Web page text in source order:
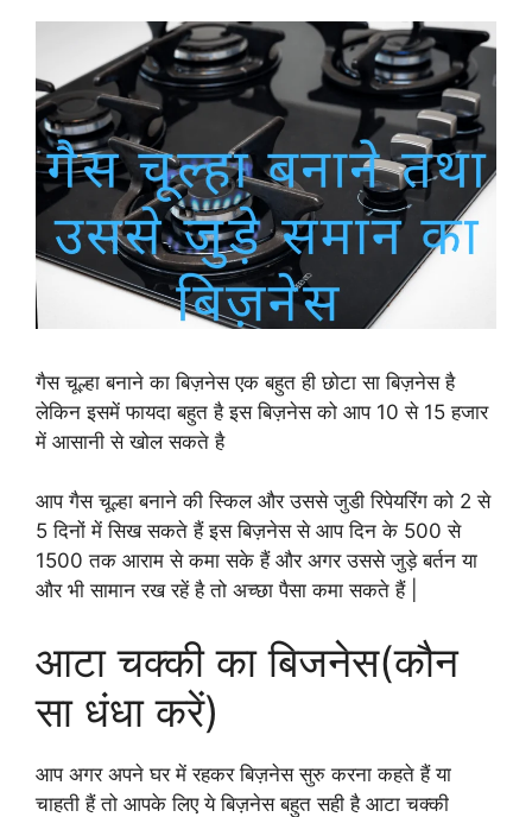
गैस चूल्हा बनाने का बिज़नेस एक बहुत ही छोटा सा बिज़नेस है
लेकिन इसमें फायदा बहुत है इस बिज़नेस को आप 10 से 15 हजार
में आसानी से खोल सकते है
आप गैस चूल्हा बनाने की स्किल और उससे जुडी रिपेयरिंग को 2 से
5 दिनों में सिख सकते हैं इस बिज़नेस से आप दिन के 500 से
1500 तक आराम से कमा सके हैं और अगर उससे जुड़े बर्तन या
और भी सामान रख रहें है तो अच्छा पैसा कमा सकते हैं |
आटा चक्की का बिजनेस(कौन
सा धंधा करें)
आप अगर अपने घर में रहकर बिज़नेस सुरु करना कहते हैं या
चाहती हैं तो आपके लिए ये बिज़नेस बहुत सही है आटा चक्की